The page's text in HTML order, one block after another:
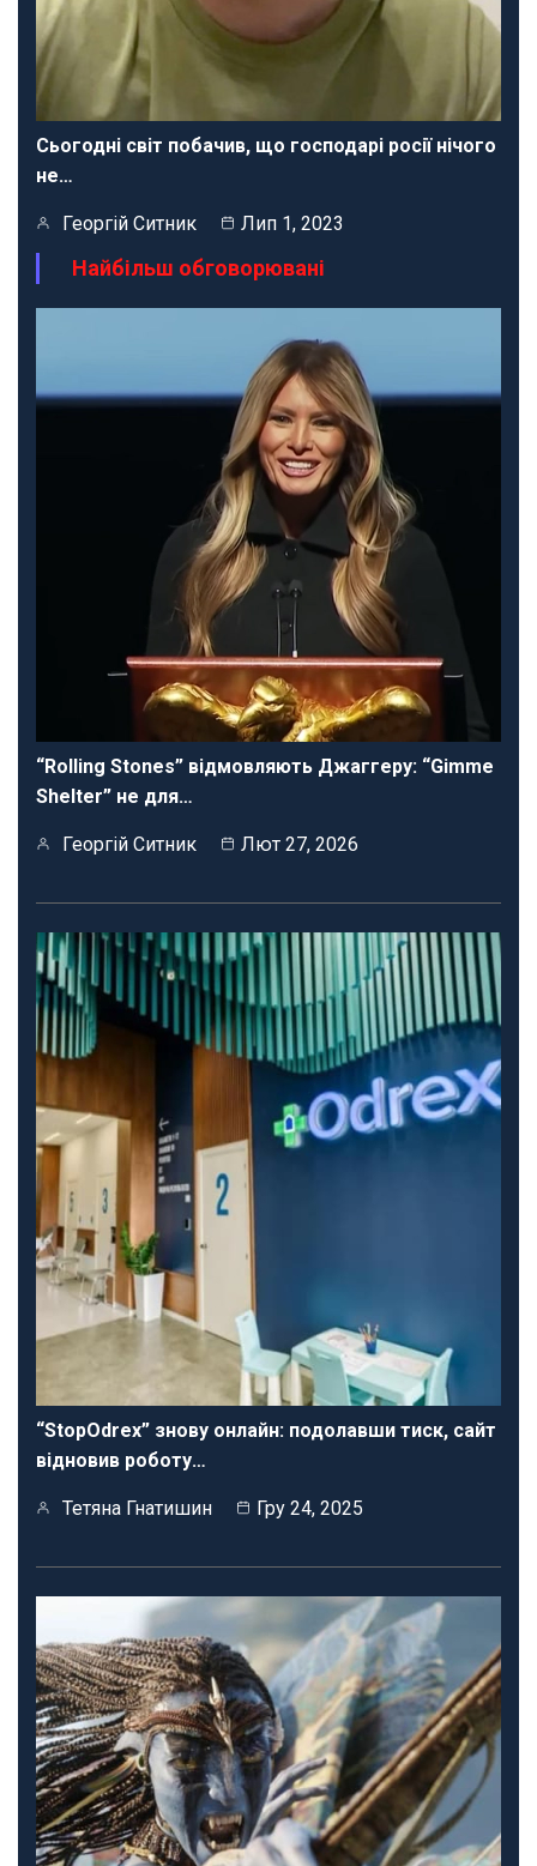
Сьогодні світ побачив, що господарі росії нічого
не…
Георгій Ситник Лип 1, 2023
Найбільш обговорювані
“Rolling Stones” відмовляють Джаггеру: “Gimme
Shelter” не для…
Георгій Ситник Лют 27, 2026
“StopOdrex” знову онлайн: подолавши тиск, сайт
відновив роботу…
Тетяна Гнатишин Гру 24, 2025